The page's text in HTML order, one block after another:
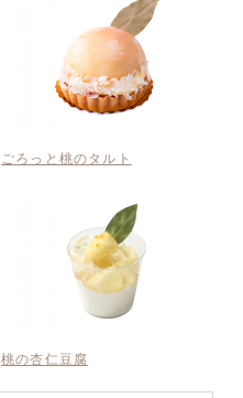
ごろっと桃のタルト
桃の杏仁豆腐